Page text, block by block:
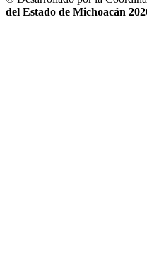
del Estado de Michoacán